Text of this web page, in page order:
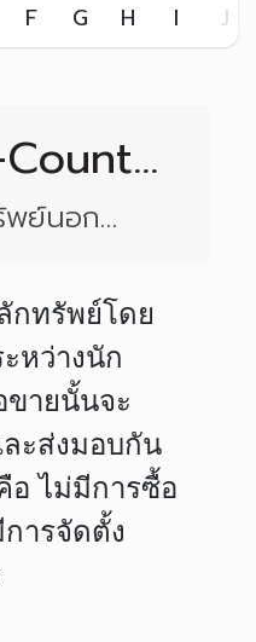
F G H I J
พย์นอก
กทรัพย์โดย
หว่างนัก
ขายนั้นจะ
ละส่งมอบกัน
อ ไม่มีการซื้อ
ารจัดตั้ง